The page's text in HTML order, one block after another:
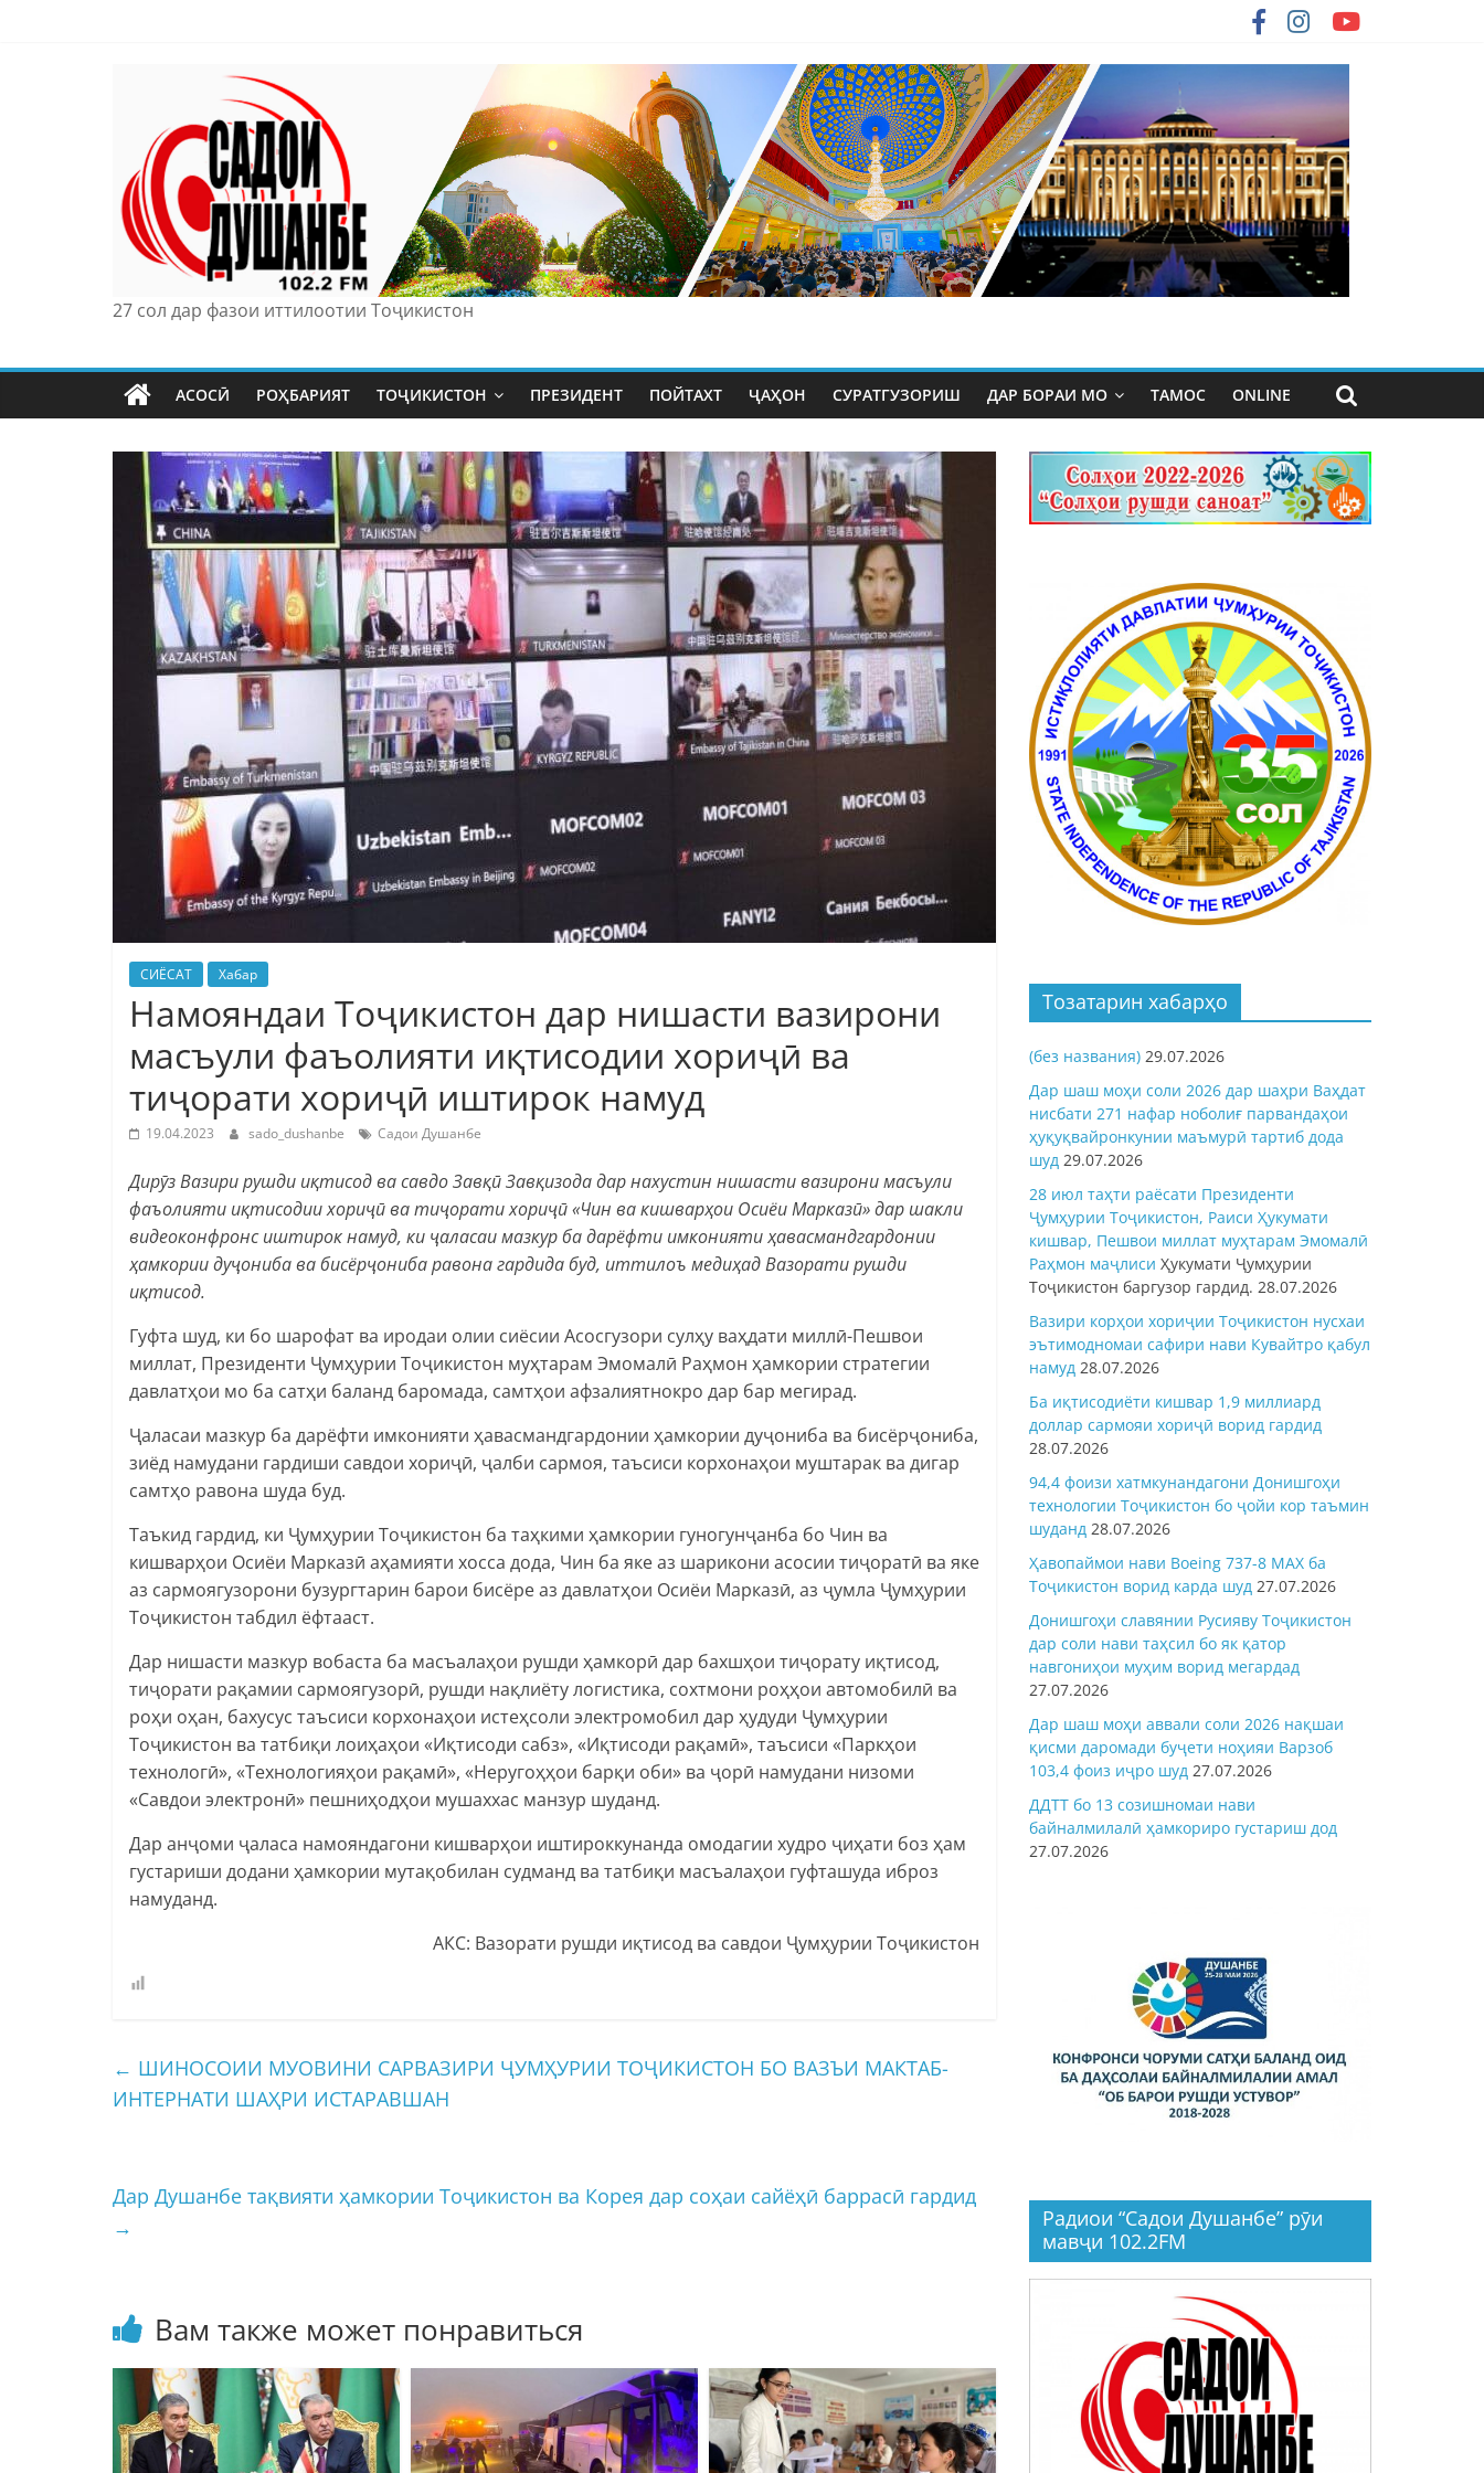
27 сол дар фазои иттилоотии Тоҷикистон
АСОСӢ РОҲБАРИЯТ ТОҶИКИСТОН ПРЕЗИДЕНТ ПОЙТАХТ ҶАҲОН СУРАТГУЗОРИШ ДАР БОРАИ МО ТАМОС ONLINE
СИЁСАТ Хабар
Намояндаи Тоҷикистон дар нишасти вазирони
масъули фаъолияти иқтисодии хориҷӣ ва
тиҷорати хориҷӣ иштирок намуд
19.04.2023 sado_dushanbe Садои Душанбе
Дирӯз Вазири рушди иқтисод ва савдо Завқӣ Завқизода дар нахустин нишасти вазирони масъули
фаъолияти иқтисодии хориҷӣ ва тиҷорати хориҷӣ «Чин ва кишварҳои Осиёи Марказӣ» дар шакли
видеоконфронс иштирок намуд, ки ҷаласаи мазкур ба дарёфти имконияти ҳавасмандгардонии
ҳамкории дуҷониба ва бисёрҷониба равона гардида буд, иттилоъ медиҳад Вазорати рушди
иқтисод.
Гуфта шуд, ки бо шарофат ва иродаи олии сиёсии Асосгузори сулҳу ваҳдати миллӣ-Пешвои
миллат, Президенти Ҷумҳурии Тоҷикистон муҳтарам Эмомалӣ Раҳмон ҳамкории стратегии
давлатҳои мо ба сатҳи баланд баромада, самтҳои афзалиятнокро дар бар мегирад.
Ҷаласаи мазкур ба дарёфти имконияти ҳавасмандгардонии ҳамкории дуҷониба ва бисёрҷониба,
зиёд намудани гардиши савдои хориҷӣ, ҷалби сармоя, таъсиси корхонаҳои муштарак ва дигар
самтҳо равона шуда буд.
Таъкид гардид, ки Ҷумҳурии Тоҷикистон ба таҳкими ҳамкории гуногунҷанба бо Чин ва
кишварҳои Осиёи Марказӣ аҳамияти хосса дода, Чин ба яке аз шарикони асосии тиҷоратӣ ва яке
аз сармоягузорони бузургтарин барои бисёре аз давлатҳои Осиёи Марказӣ, аз ҷумла Ҷумҳурии
Тоҷикистон табдил ёфтааст.
Дар нишасти мазкур вобаста ба масъалаҳои рушди ҳамкорӣ дар бахшҳои тиҷорату иқтисод,
тиҷорати рақамии сармоягузорӣ, рушди нақлиёту логистика, сохтмони роҳҳои автомобилӣ ва
роҳи оҳан, бахусус таъсиси корхонаҳои истеҳсоли электромобил дар ҳудуди Ҷумҳурии
Тоҷикистон ва татбиқи лоиҳаҳои «Иқтисоди сабз», «Иқтисоди рақамӣ», таъсиси «Паркҳои
технологӣ», «Технологияҳои рақамӣ», «Неругоҳҳои барқи оби» ва ҷорӣ намудани низоми
«Савдои электронӣ» пешниҳодҳои мушаххас манзур шуданд.
Дар анҷоми ҷаласа намояндагони кишварҳои иштироккунанда омодагии худро ҷиҳати боз ҳам
густариши додани ҳамкории мутақобилан судманд ва татбиқи масъалаҳои гуфташуда иброз
намуданд.
АКС: Вазорати рушди иқтисод ва савдои Ҷумҳурии Тоҷикистон
← ШИНОСОИИ МУОВИНИ САРВАЗИРИ ҶУМҲУРИИ ТОҶИКИСТОН БО ВАЗЪИ МАКТАБ-
ИНТЕРНАТИ ШАҲРИ ИСТАРАВШАН
Дар Душанбе тақвияти ҳамкории Тоҷикистон ва Корея дар соҳаи сайёҳӣ баррасӣ гардид
→
Вам также может понравиться
Тозатарин хабарҳо
(без названия) 29.07.2026
Дар шаш моҳи соли 2026 дар шаҳри Ваҳдат
нисбати 271 нафар ноболиғ парвандаҳои
ҳуқуқвайронкунии маъмурӣ тартиб дода
шуд 29.07.2026
28 июл таҳти раёсати Президенти
Ҷумҳурии Тоҷикистон, Раиси Ҳукумати
кишвар, Пешвои миллат муҳтарам Эмомалӣ
Раҳмон маҷлиси Ҳукумати Ҷумҳурии
Тоҷикистон баргузор гардид. 28.07.2026
Вазири корҳои хориҷии Тоҷикистон нусхаи
эътимодномаи сафири нави Кувайтро қабул
намуд 28.07.2026
Ба иқтисодиёти кишвар 1,9 миллиард
доллар сармояи хориҷӣ ворид гардид
28.07.2026
94,4 фоизи хатмкунандагони Донишгоҳи
технологии Тоҷикистон бо ҷойи кор таъмин
шуданд 28.07.2026
Ҳавопаймои нави Boeing 737-8 MAX ба
Тоҷикистон ворид карда шуд 27.07.2026
Донишгоҳи славянии Русияву Тоҷикистон
дар соли нави таҳсил бо як қатор
навгониҳои муҳим ворид мегардад
27.07.2026
Дар шаш моҳи аввали соли 2026 нақшаи
қисми даромади буҷети ноҳияи Варзоб
103,4 фоиз иҷро шуд 27.07.2026
ДДТТ бо 13 созишномаи нави
байналмилалӣ ҳамкориро густариш дод
27.07.2026
Радиои “Садои Душанбе” рӯи
мавҷи 102.2FM